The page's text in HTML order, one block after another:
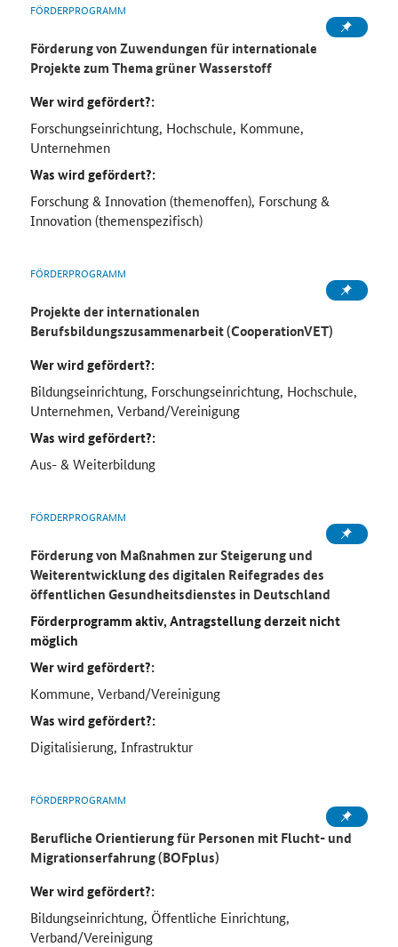
FÖRDERPROGRAMM
Förderung von Zuwendungen für internationale
Projekte zum Thema grüner Wasserstoff
Wer wird gefördert?:
Forschungseinrichtung, Hochschule, Kommune,
Unternehmen
Was wird gefördert?:
Forschung & Innovation (themenoffen), Forschung &
Innovation (themenspezifisch)
FÖRDERPROGRAMM
Projekte der internationalen
Berufsbildungszusammenarbeit (CooperationVET)
Wer wird gefördert?:
Bildungseinrichtung, Forschungseinrichtung, Hochschule,
Unternehmen, Verband/Vereinigung
Was wird gefördert?:
Aus- & Weiterbildung
FÖRDERPROGRAMM
Förderung von Maßnahmen zur Steigerung und
Weiterentwicklung des digitalen Reifegrades des
öffentlichen Gesundheitsdienstes in Deutschland
Förderprogramm aktiv, Antragstellung derzeit nicht
möglich
Wer wird gefördert?:
Kommune, Verband/Vereinigung
Was wird gefördert?:
Digitalisierung, Infrastruktur
FÖRDERPROGRAMM
Berufliche Orientierung für Personen mit Flucht- und
Migrationserfahrung (BOFplus)
Wer wird gefördert?:
Bildungseinrichtung, Öffentliche Einrichtung,
Verband/Vereinigung